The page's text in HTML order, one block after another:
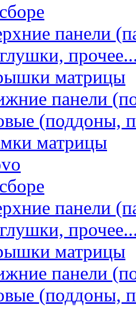
панели
матрицы
панели
(поддоны,
матрицы
панели
матрицы
панели
(поддоны,